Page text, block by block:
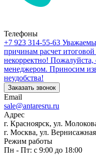
Телефоны
+7 923 314-55-63
причинам расчет итоговой
некорректно!
менеджером. Приносим
неудобства!
Заказать звонок
Email
sale@antaresru.ru
Адрес
г. Красноярск, ул.
г. Москва, ул.
Режим работы
Пн - Пт: с 9:00 до 18:00